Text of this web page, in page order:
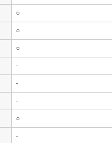
○
○
○
-
-
-
○
-